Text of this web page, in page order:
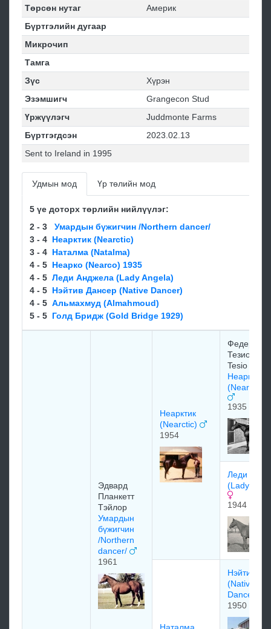
Төрсөн нутаг
Америк
Бүртгэлийн дугаар
Микрочип
Тамга
Зүс
Хүрэн
Эзэмшигч
Grangecon Stud
Үржүүлэгч
Juddmonte Farms
Бүртгэгдсэн
2023.02.13
Sent to Ireland in 1995
Удмын мод Үр төлийн мод
5 үе доторх төрлийн нийлүүлэг:
2 - 3
Умардын бүжигчин /Northern dancer/
3 - 4 Неарктик (Nearctic)
3 - 4 Наталма (Natalma)
4 - 5 Неарко (Nearco) 1935
4 - 5 Лeди Анджeла (Lady Angela)
4 - 5 Нэйтив Дансер (Native Dancer)
4 - 5 Альмаxмуд (Almahmoud)
5 - 5 Голд Бридж (Gold Bridge 1929)
Эдваpд
Планкетт
Тэйлop
Умардын
бүжигчин
/Northern
dancer/
1961
Неарктик
(Nearctic)
1954
Федерико
Тезио/
Tesio
Неарко
(Nearco)
1935
Лeди
(Lady
1944
Нэйтив
(Native
Dancer)
1950